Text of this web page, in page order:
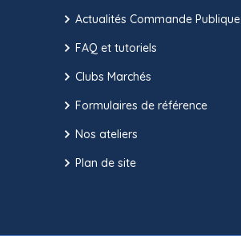
Actualités Commande Publique
FAQ et tutoriels
Clubs Marchés
Formulaires de référence
Nos ateliers
Plan de site